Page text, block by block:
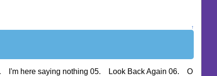
↑
here saying nothing 05. Look Back Again 06. O